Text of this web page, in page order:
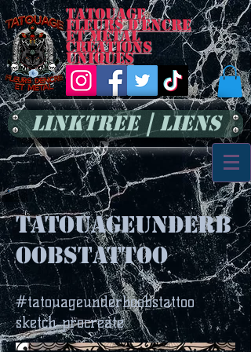
Tatouage
Fleurs d'encre
et métal
Créations
uniques
LinkTree | Liens
tatouageunderb
oobstattoo
#tatouageunderboobstattoo
sketch procreate